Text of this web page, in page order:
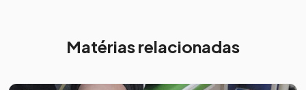
Matérias relacionadas